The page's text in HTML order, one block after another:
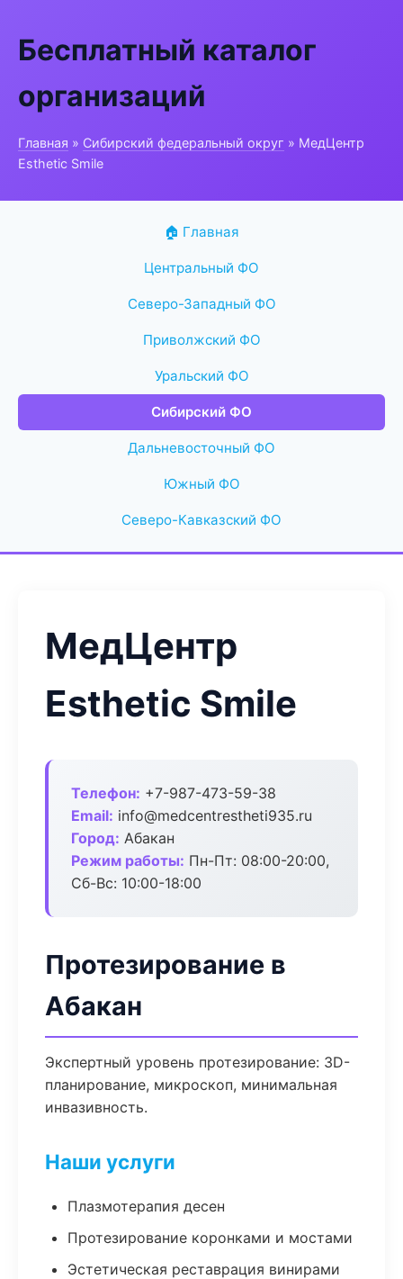
Бесплатный каталог
организаций
Главная » Сибирский федеральный округ » МедЦентр
Esthetic Smile
🏠 Главная
Центральный ФО
Северо-Западный ФО
Приволжский ФО
Уральский ФО
Сибирский ФО
Дальневосточный ФО
Южный ФО
Северо-Кавказский ФО
МедЦентр
Esthetic Smile
Телефон: +7-987-473-59-38
Email: info@medcentrestheti935.ru
Город: Абакан
Режим работы: Пн-Пт: 08:00-20:00,
Сб-Вс: 10:00-18:00
Протезирование в
Абакан
Экспертный уровень протезирование: 3D-
планирование, микроскоп, минимальная
инвазивность.
Наши услуги
Плазмотерапия десен
Протезирование коронками и мостами
Эстетическая реставрация винирами